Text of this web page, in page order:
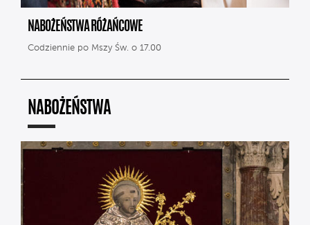
NABOŻEŃSTWA RÓŻAŃCOWE
Codziennie po Mszy Św. o 17.00
NABOŻEŃSTWA